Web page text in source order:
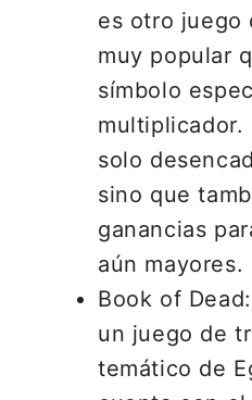
es otro juego
muy popular
símbolo
multiplicador.
solo
sino que
ganancias
aún mayores.
Book of
un juego de
temático de